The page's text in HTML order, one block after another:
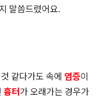
말씀드렸어요.
같다가도 속에 염증이
흉터가 오래가는 경우가